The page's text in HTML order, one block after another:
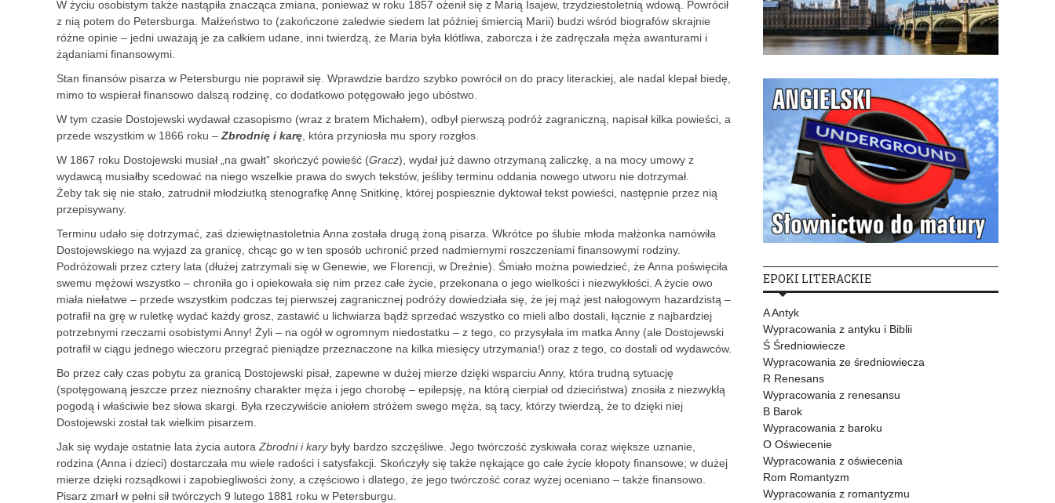
W życiu osobistym także nastąpiła znacząca zmiana, ponieważ w roku 1857 ożenił się z Marią Isajew, trzydziestoletnią wdową. ­Powrócił
z nią potem do Petersburga. Małżeństwo to (zakończone zaledwie siedem lat później śmiercią Marii) budzi wśród biografów skrajnie
różne opinie – jedni uważają je za całkiem udane, inni twierdzą, że Maria była kłótliwa, zaborcza i że zadręczała męża awanturami i
żądaniami finansowymi.
Stan finansów pisarza w Petersburgu nie poprawił się. Wprawdzie bardzo szybko powrócił on do pracy literackiej, ale nadal klepał biedę,
mimo to wspierał finansowo dalszą rodzinę, co dodatkowo potęgowało jego ubóstwo.
W tym czasie Dostojewski wydawał czasopismo (wraz z bratem Michałem), odbył pierwszą podróż zagraniczną, napisał kilka powieści, a
przede wszystkim w 1866 roku – Zbrodnię i karę , która przyniosła mu spory rozgłos.
W 1867 roku Dostojewski musiał „na gwałt” skończyć powieść (Gracz), wydał już dawno otrzymaną zaliczkę, a na mocy umowy z
wydawcą musiałby scedować na niego wszelkie prawa do swych tekstów, jeśliby terminu oddania nowego utworu nie dotrzymał.
Żeby tak się nie stało, zatrudnił młodziutką stenografkę Annę Snitkinę, której pospiesznie dyktował tekst powieści, następnie przez nią
przepisywany.
Terminu udało się dotrzymać, zaś dziewiętnastoletnia Anna została drugą żoną pisarza. Wkrótce po ślubie młoda małżonka namówiła
Dostojewskiego na wyjazd za granicę, chcąc go w ten sposób uchronić przed nadmiernymi roszczeniami finansowymi rodziny.
Podróżowali przez cztery lata (dłużej zatrzymali się w Genewie, we Florencji, w Dreźnie). Śmiało można powiedzieć, że Anna poświęciła
swemu mężowi wszystko – chroniła go i opiekowała się nim przez całe życie, przekonana o jego wielkości i niezwykłości. A życie owo
miała niełatwe – przede wszystkim podczas tej pierwszej zagranicznej podróży dowiedziała się, że jej mąż jest nałogowym hazardzistą –
potrafił na grę w ruletkę wydać każdy grosz, zastawić u lichwiarza bądź sprzedać wszystko co mieli albo dostali, łącznie z najbardziej
potrzebnymi rzeczami osobistymi Anny! Żyli – na ogół w ogromnym niedostatku – z tego, co przysyłała im matka Anny (ale Dostojewski
potrafił w ciągu jednego wieczoru przegrać pieniądze przeznaczone na kilka miesięcy utrzymania!) oraz z tego, co dostali od wydawców.
Bo przez cały czas pobytu za granicą Dostojewski pisał, zapewne w dużej mierze dzięki wsparciu Anny, która trudną sytuację
(spotęgowaną jeszcze przez nieznośny charakter męża i jego chorobę – epilepsję, na którą cierpiał od dzieciństwa) znosiła z niezwykłą
pogodą i właściwie bez słowa skargi. Była rzeczywiście aniołem stróżem swego męża, są tacy, którzy twierdzą, że to dzięki niej
Dostojewski został tak wielkim pisarzem.
Jak się wydaje ostatnie lata życia autora Zbrodni i karybyły bardzo szczęśliwe. Jego twórczość zyskiwała coraz większe uznanie,
rodzina (Anna i dzieci) dostarczała mu wiele radości i satysfakcji. Skończyły się także nękające go całe życie kłopoty finansowe; w dużej
mierze dzięki rozsądkowi i zapobiegliwości żony, a częściowo i dlatego, że jego twórczość coraz wyżej oceniano – także finansowo.
Pisarz zmarł w pełni sił twórczych 9 lutego 1881 roku w Petersburgu.
EPOKI LITERACKIE
A Antyk
Wypracowania z antyku i Biblii
Ś Średniowiecze
Wypracowania ze średniowiecza
R Renesans
Wypracowania z renesansu
B Barok
Wypracowania z baroku
O Oświecenie
Wypracowania z oświecenia
Rom Romantyzm
Wypracowania z romantyzmu